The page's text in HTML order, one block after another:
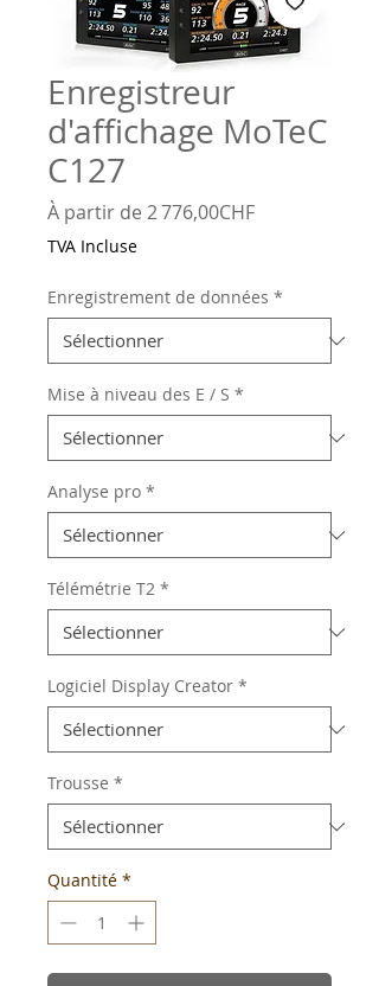
Enregistreur
d'affichage MoTeC
C127
À partir de 2 776,00CHFPrix
TVA Incluse
Enregistrement de données *
Mise à niveau des E / S *
Analyse pro *
Télémétrie T2 *
Logiciel Display Creator *
Trousse *
Quantité *